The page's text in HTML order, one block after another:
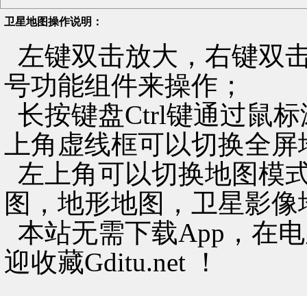
卫星地图操作说明：
左键双击放大，右键双
号功能组件来操作；
长按键盘Ctrl键通过鼠
上角虚线框可以切换全
左上角可以切换地图模
图，地形地图，卫星影像
本站无需下载App，在
迎收藏Gditu.net ！